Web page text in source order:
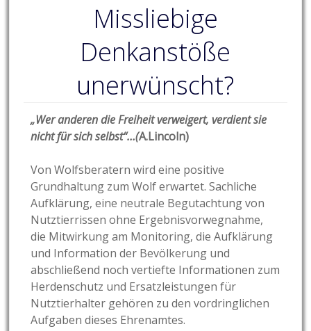
Missliebige
Denkanstöße
unerwünscht?
„Wer anderen die Freiheit verweigert, verdient sie
nicht für sich selbst“…(A.Lincoln)
Von Wolfsberatern wird eine positive
Grundhaltung zum Wolf erwartet. Sachliche
Aufklärung, eine neutrale Begutachtung von
Nutztierrissen ohne Ergebnisvorwegnahme,
die Mitwirkung am Monitoring, die Aufklärung
und Information der Bevölkerung und
abschließend noch vertiefte Informationen zum
Herdenschutz und Ersatzleistungen für
Nutztierhalter gehören zu den vordringlichen
Aufgaben dieses Ehrenamtes.